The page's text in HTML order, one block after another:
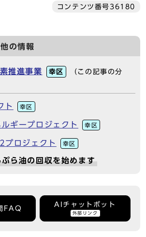
コンテンツ番号36180
の情報
推進事業 幸区
（この記事の分
ト 幸区
ギープロジェクト 幸区
プロジェクト 幸区
ら油の回収を始めます
FAQ
AIチャットボット
外部リンク